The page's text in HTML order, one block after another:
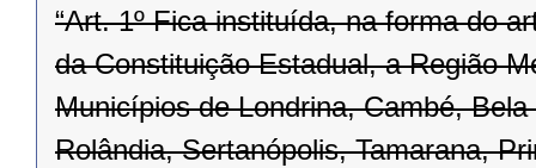
“Art. 1º Fica instituída, na forma do
da Constituição Estadual, a Região
Municípios de Londrina, Cambé,
Rolândia, Sertanópolis, Tamarana,